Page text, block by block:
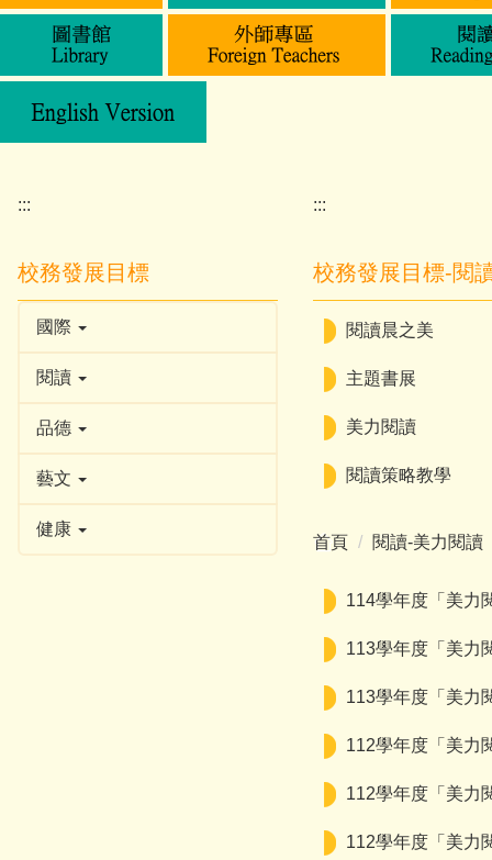
:::
校務發展目標
國際
閱讀
品德
藝文
健康
:::
校務發展目標-閱
閱讀晨之美
主題書展
美力閱讀
閱讀策略教學
首頁 閱讀-美力閱讀
114學年度「美力
113學年度「美力
113學年度「美力
112學年度「美力
112學年度「美力
112學年度「美力